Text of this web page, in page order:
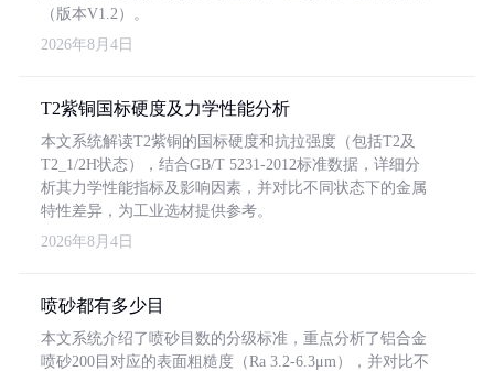
（版本V1.2）。
2026年8月4日
T2紫铜国标硬度及力学性能分析
本文系统解读T2紫铜的国标硬度和抗拉强度（包括T2及
T2_1/2H状态），结合GB/T 5231-2012标准数据，详细分
析其力学性能指标及影响因素，并对比不同状态下的金属
特性差异，为工业选材提供参考。
2026年8月4日
喷砂都有多少目
本文系统介绍了喷砂目数的分级标准，重点分析了铝合金
喷砂200目对应的表面粗糙度（Ra 3.2-6.3μm），并对比不